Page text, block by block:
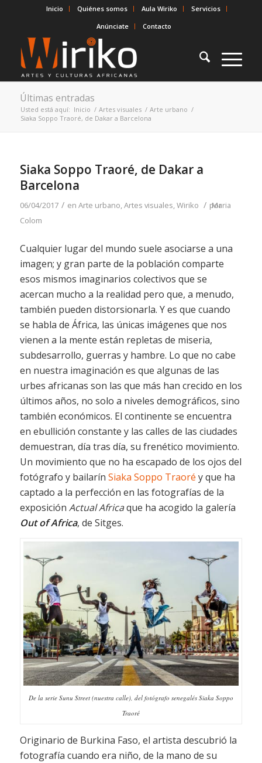
Inicio Quiénes somos Aula Wiriko
Servicios
Anúnciate
Contacto
Últimas entradas
Usted está aquí: Inicio / Artes visuales / Arte urbano /
Siaka Soppo Traoré, de Dakar a Barcelona
Siaka Soppo Traoré, de Dakar a
Barcelona
06/04/2017 / en Arte urbano,Artes visuales,Wiriko / por
Maria
Colom
Cualquier lugar del mundo suele asociarse a una
imagen; y gran parte de la población comparte
esos mismos imaginarios colectivos que se
acercan mucho a la realidad pero que, a menudo,
también pueden distorsionarla. Y es que cuando
se habla de África, las únicas imágenes que nos
vienen a la mente están repletas de miseria,
subdesarrollo, guerras y hambre. Lo que no cabe
en nuestra imaginación es que algunas de las
urbes africanas son las que más han crecido en los
últimos años, no solo a niveles demográficos, sino
también económicos. El continente se encuentra
en ebullición constante y las calles de las ciudades
demuestran, día tras día, su frenético movimiento.
Un movimiento que no ha escapado de los ojos del
fotógrafo y bailarín Siaka Soppo Traoré y que ha
captado a la perfección en las fotografías de la
exposición Actual Africaque ha acogido la galería
Out of Africa, de Sitges.
De la serie Sunu Street (nuestra calle), del fotógrafo senegalés Siaka Soppo
Traoré
Originario de Burkina Faso, el artista descubrió la
fotografía cuando era niño, de la mano de su